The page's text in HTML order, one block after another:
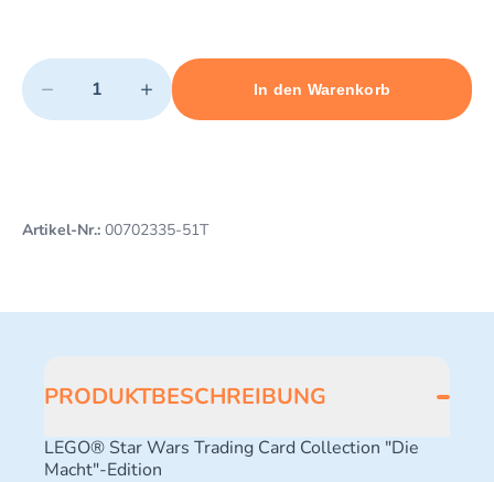
Quantity
− +
Minimum quantity: 1 Maximum quantity: 3
In den Warenkorb
Add 1 item to cart
Artikel-Nr.: 00702335-51T
PRODUKTBESCHREIBUNG
LEGO® Star Wars Trading Card Collection "Die
Macht"-Edition